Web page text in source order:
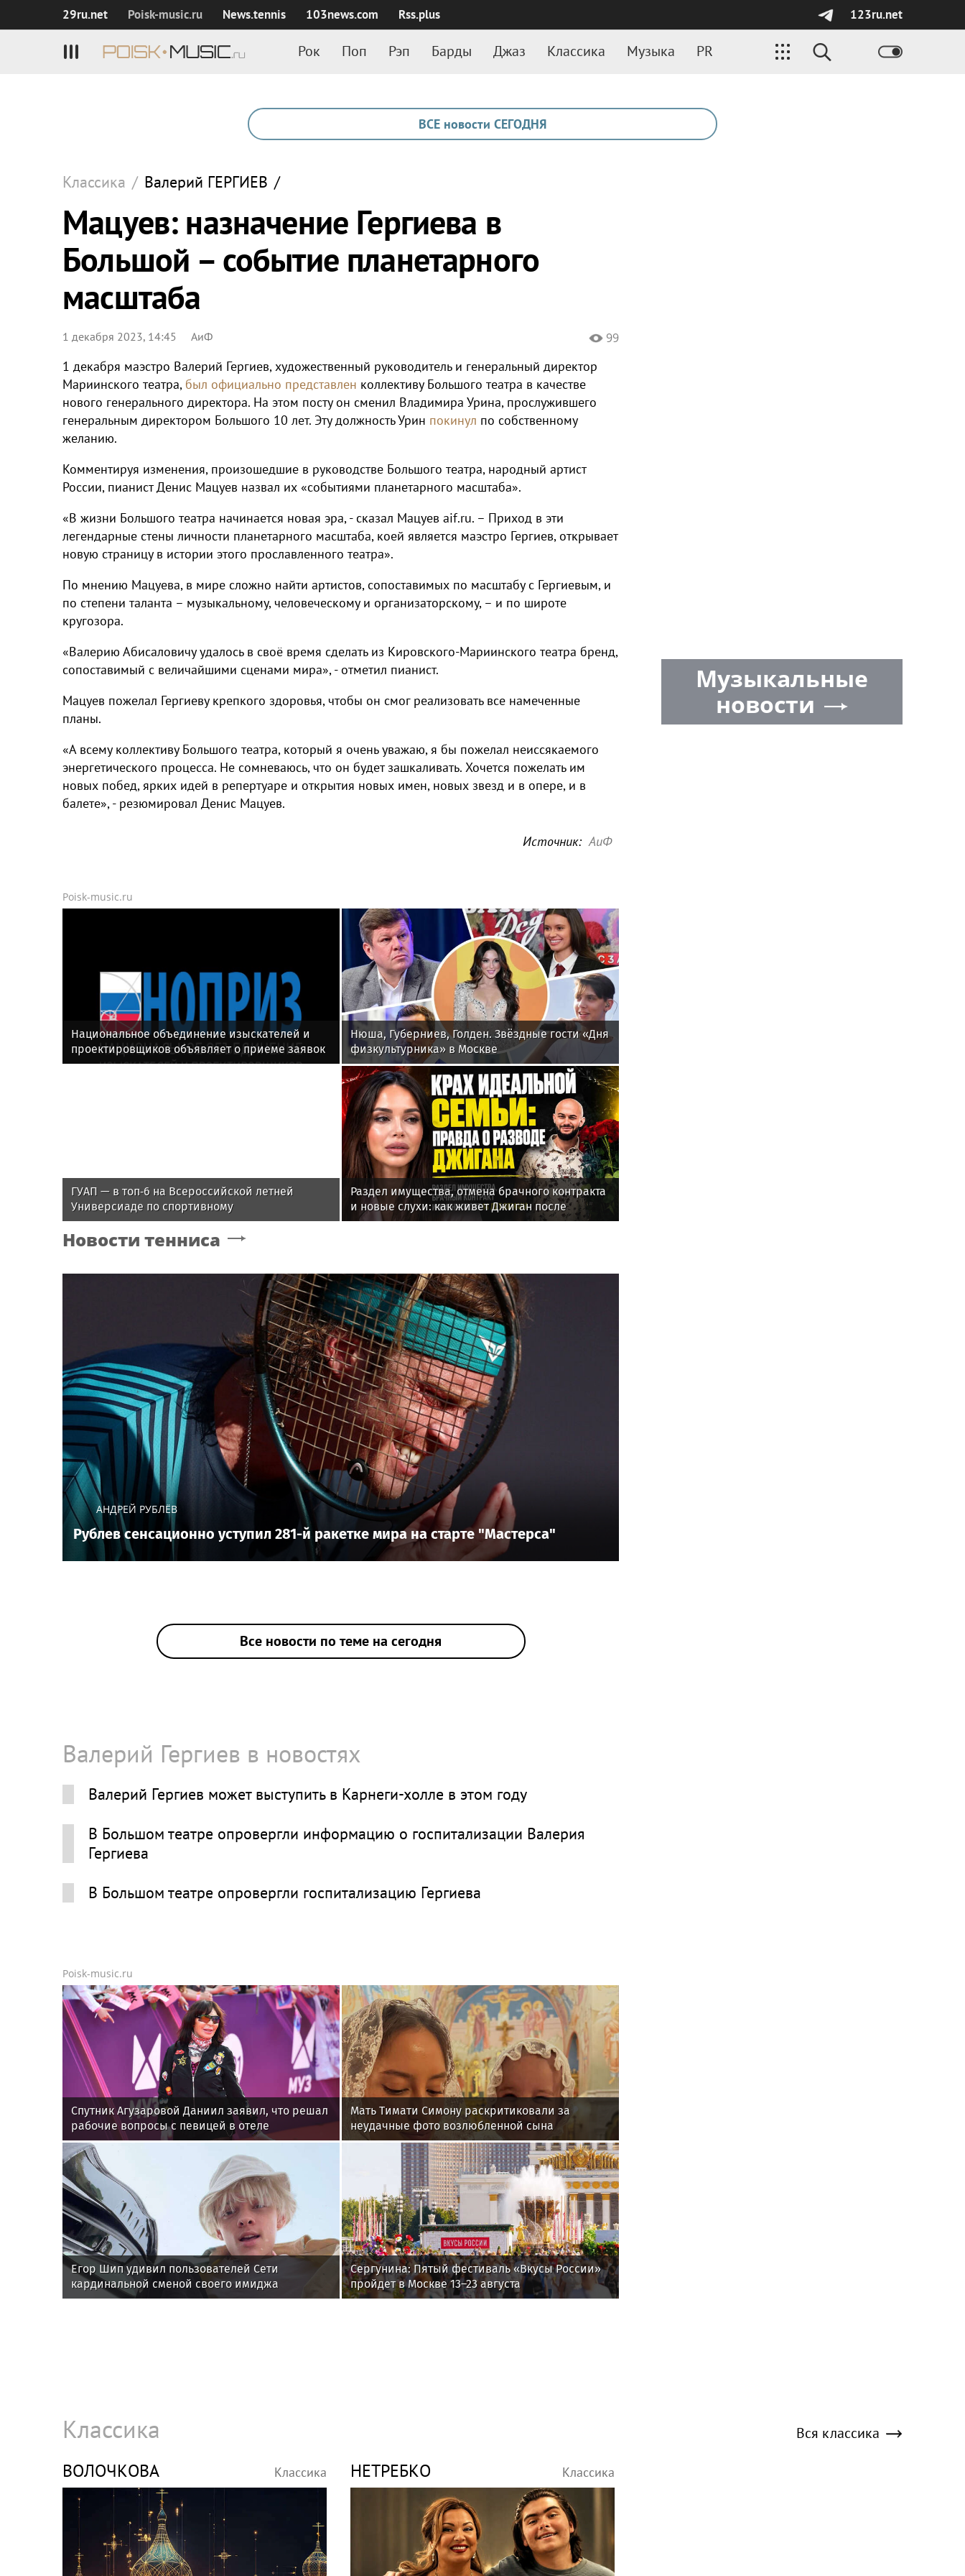
29ru.net Poisk‑music.ru News.tennis 103news.com Rss.plus 123ru.net
Рок Поп Рэп Барды Джаз Классика Музыка PR
ВСЕ новости СЕГОДНЯ
Классика / Валерий ГЕРГИЕВ /
Мацуев: назначение Гергиева в
Большой – событие планетарного
масштаба
1 декабря 2023, 14:45 АиФ 99
1 декабря маэстро Валерий Гергиев, художественный руководитель и генеральный директор
Мариинского театра, был официально представлен коллективу Большого театра в качестве
нового генерального директора. На этом посту он сменил Владимира Урина, прослужившего
генеральным директором Большого 10 лет. Эту должность Урин покинул по собственному
желанию.
Комментируя изменения, произошедшие в руководстве Большого театра, народный артист
России, пианист Денис Мацуев назвал их «событиями планетарного масштаба».
«В жизни Большого театра начинается новая эра, - сказал Мацуев aif.ru. – Приход в эти
легендарные стены личности планетарного масштаба, коей является маэстро Гергиев, открывает
новую страницу в истории этого прославленного театра».
По мнению Мацуева, в мире сложно найти артистов, сопоставимых по масштабу с Гергиевым, и
по степени таланта – музыкальному, человеческому и организаторскому, – и по широте
кругозора.
«Валерию Абисаловичу удалось в своё время сделать из Кировского-Мариинского театра бренд,
сопоставимый с величайшими сценами мира», - отметил пианист.
Мацуев пожелал Гергиеву крепкого здоровья, чтобы он смог реализовать все намеченные
планы.
«А всему коллективу Большого театра, который я очень уважаю, я бы пожелал неиссякаемого
энергетического процесса. Не сомневаюсь, что он будет зашкаливать. Хочется пожелать им
новых побед, ярких идей в репертуаре и открытия новых имен, новых звезд и в опере, и в
балете», - резюмировал Денис Мацуев.
Источник: АиФ
Poisk-music.ru
Национальное объединение изыскателей и
проектировщиков объявляет о приеме заявок
на XI Международный профессиональный
Нюша, Губерниев, Голден. Звёздные гости «Дня
физкультурника» в Москве
ГУАП — в топ‑6 на Всероссийской летней
Универсиаде по спортивному
ориентированию
Раздел имущества, отмена брачного контракта
и новые слухи: как живет Джиган после
развода с Оксаной Самойловой
Новости тенниса
АНДРЕЙ РУБЛЁВ
Рублев сенсационно уступил 281-й ракетке мира на старте "Мастерса"
Все новости по теме на сегодня
Валерий Гергиев в новостях
Валерий Гергиев может выступить в Карнеги-холле в этом году
В Большом театре опровергли информацию о госпитализации Валерия
Гергиева
В Большом театре опровергли госпитализацию Гергиева
Poisk-music.ru
Спутник Агузаровой Даниил заявил, что решал
рабочие вопросы с певицей в отеле
Мать Тимати Симону раскритиковали за
неудачные фото возлюбленной сына
Валентины
Егор Шип удивил пользователей Сети
кардинальной сменой своего имиджа
Сергунина: Пятый фестиваль «Вкусы России»
пройдет в Москве 13–23 августа
Музыкальные
новости
Классика Вся классика
ВОЛОЧКОВА Классика НЕТРЕБКО Классика